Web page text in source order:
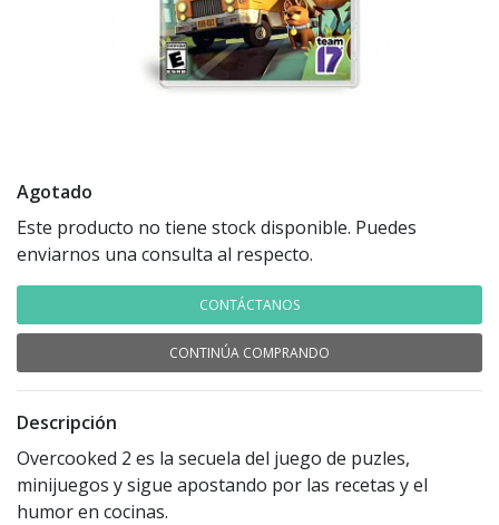
Agotado
Este producto no tiene stock disponible. Puedes
enviarnos una consulta al respecto.
CONTÁCTANOS
CONTINÚA COMPRANDO
Descripción
Overcooked 2 es la secuela del juego de puzles,
minijuegos y sigue apostando por las recetas y el
humor en cocinas.